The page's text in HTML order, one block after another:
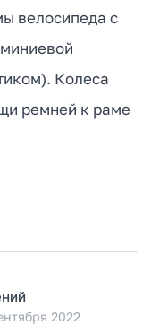
велосипеда с
Колеса
ремней к раме
2022